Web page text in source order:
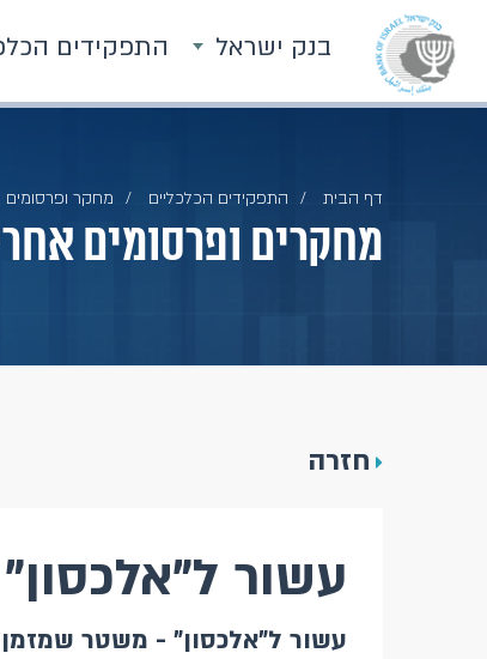
בנק ישראל התפקידים
דף הבית התפקידים הכלכליים מחקר ופרסומים
מחקרים ופרסומים
חזרה
עשור
עשור ל"אלכסון" - משטר